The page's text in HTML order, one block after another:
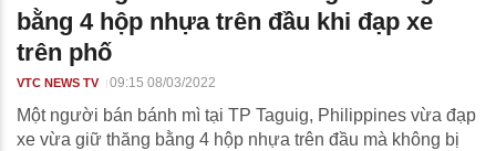
bằng 4 hộp nhựa trên đầu khi đạp xe
trên phố
VTC NEWS TV 09:15 08/03/2022
Một người bán bánh mì tại TP Taguig, Philippines vừa đạp
xe vừa giữ thăng bằng 4 hộp nhựa trên đầu mà không bị